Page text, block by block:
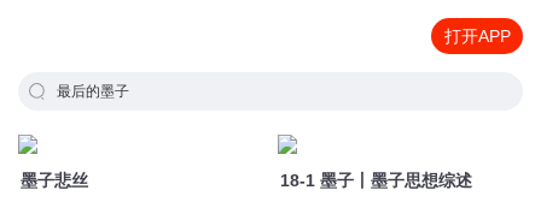
打开APP
最后的墨子
墨子悲丝 18-1 墨子丨墨子思想综述